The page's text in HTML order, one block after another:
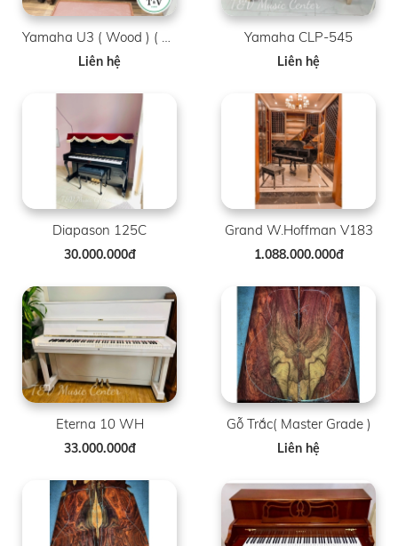
Liên hệ
Yamaha CLP-545
Liên hệ
Diapason 125C
30.000.000đ
Grand W.Hoffman V183
1.088.000.000đ
Eterna 10 WH
33.000.000đ
Gỗ Trắc( Master Grade )
Liên hệ